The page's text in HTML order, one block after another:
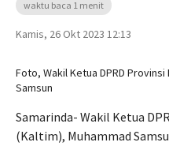
waktu baca 1 menit
Kamis, 26 Okt 2023 12:13
Foto, Wakil Ketua DPRD
Samsun
Samarinda- Wakil Ketua
(Kaltim), Muhammad